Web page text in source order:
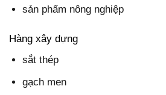
sản phẩm nông nghiệp
Hàng xây dựng
sắt thép
gạch men